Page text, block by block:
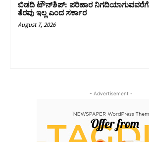
ಬಿಡದಿ ಟೌನ್‌ಶಿಪ್‌: ಪರಿಹಾರ ನಿಗದಿಯಾಗುವವರೆಗೆ
ತೆರವು ಇಲ್ಲ ಎಂದ ಸರ್ಕಾರ
August 7, 2026
- Advertisement -